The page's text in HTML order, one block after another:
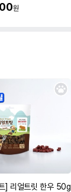
원
] 리얼트릿 한우 50g